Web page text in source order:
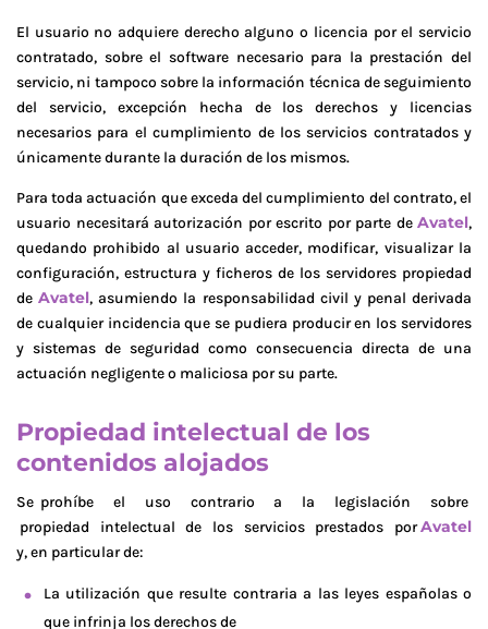
El usuario no adquiere derecho alguno o licencia por el servicio
contratado, sobre el software necesario para la prestación del
servicio, ni tampoco sobre la información técnica de seguimiento
del servicio, excepción hecha de los derechos y licencias
necesarios para el cumplimiento de los servicios contratados y
únicamente durante la duración de los mismos.
Para toda actuación que exceda del cumplimiento del contrato, el
usuario necesitará autorización por escrito por parte de Avatel,
quedando prohibido al usuario acceder, modificar, visualizar la
configuración, estructura y ficheros de los servidores propiedad
deAvatel, asumiendo la responsabilidad civil y penal derivada
de cualquier incidencia que se pudiera producir en los servidores
y sistemas de seguridad como consecuencia directa de una
actuación negligente o maliciosa por su parte.
Propiedad intelectual de los
contenidos alojados
Se prohíbe el uso contrario a la legislación sobre
propiedad intelectual de los servicios prestados porAvatel
y, en particular de:
La utilización que resulte contraria a las leyes españolas o
que infrinja los derechos de